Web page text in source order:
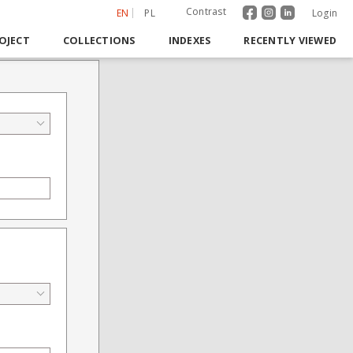
EN PL Contrast Login
COLLECTIONS INDEXES RECENTLY VIEWED